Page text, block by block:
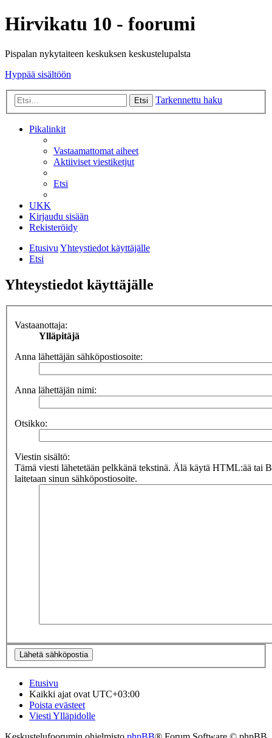
Hirvikatu 10 - foorumi
Pispalan nykytaiteen keskuksen keskustelupalsta
Hyppää sisältöön
Etsi Tarkennettu haku
Pikalinkit
Vastaamattomat aiheet
Aktiiviset viestiketjut
Etsi
UKK
Kirjaudu sisään
Rekisteröidy
EtusivuYhteystiedot käyttäjälle
Etsi
Yhteystiedot käyttäjälle
Vastaanottaja:
Ylläpitäjä
Anna lähettäjän sähköpostiosoite:
Anna lähettäjän nimi:
Otsikko:
Viestin sisältö:
Tämä viesti lähetetään pelkkänä tekstinä. Älä käytä HTML:ää tai
laitetaan sinun sähköpostiosoite.
Etusivu
Kaikki ajat ovatUTC+03:00
Poista evästeet
Viesti Ylläpidolle